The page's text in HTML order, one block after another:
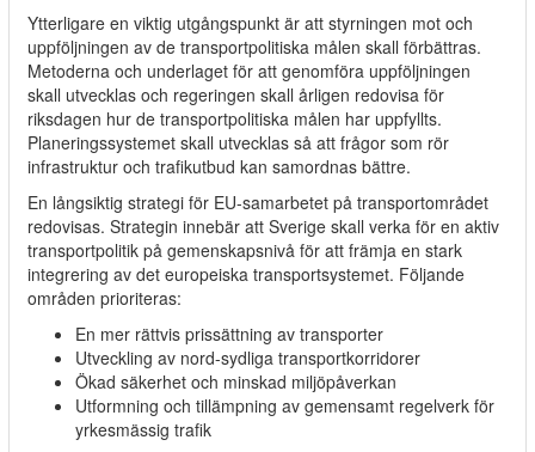
Ytterligare en viktig utgångspunkt är att styrningen mot och
uppföljningen av de transportpolitiska målen skall förbättras.
Metoderna och underlaget för att genomföra uppföljningen
skall utvecklas och regeringen skall årligen redovisa för
riksdagen hur de transportpolitiska målen har uppfyllts.
Planeringssystemet skall utvecklas så att frågor som rör
infrastruktur och trafikutbud kan samordnas bättre.
En långsiktig strategi för EU-samarbetet på transportområdet
redovisas. Strategin innebär att Sverige skall verka för en aktiv
transportpolitik på gemenskapsnivå för att främja en stark
integrering av det europeiska transportsystemet. Följande
områden prioriteras:
En mer rättvis prissättning av transporter
Utveckling av nord-sydliga transportkorridorer
Ökad säkerhet och minskad miljöpåverkan
Utformning och tillämpning av gemensamt regelverk för
yrkesmässig trafik